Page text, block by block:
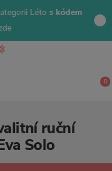
Léto s kódem
0
ruční
Solo